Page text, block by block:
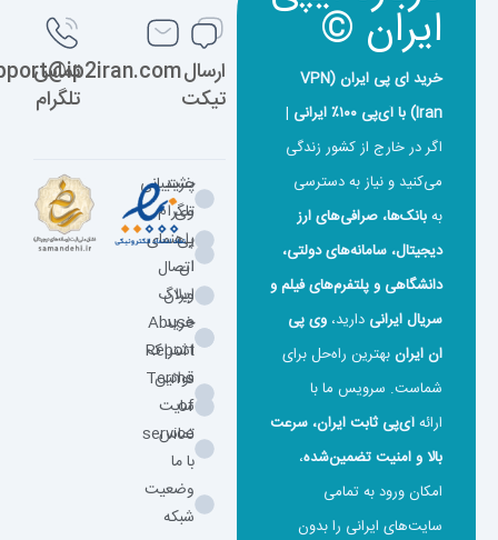
ایران ©
خرید ای پی ایران (VPN
|
اگر در خارج از کشور زندگی
می‌کنید و نیاز به دسترسی
بانک‌ها، صرافی‌های ارز
دیجیتال، سامانه‌های دولتی،
دانشگاهی و پلتفرم‌های فیلم و
سریال ایرانیدارید،وی‌ پی‌
ان ایرانبهترین راه‌حل برای
شماست. سرویس ما با
آی‌پی ثابت ایران، سرعت
بالا و امنیت تضمین‌شده،
امکان ورود به تمامی
سایت‌های ایرانی را بدون
ارسال
تیکت
support@ip2iran.com
تماس
تلگرام
خرید
وی
پی
ان
ایران
خرید
اشتراک
قوانین
سایت
تماس
با ما
وضعیت
شبکه
پشتیبانی
تلگرام
راهنمای
اتصال
وبلاگ
Abuse
Report
Terms
of
service